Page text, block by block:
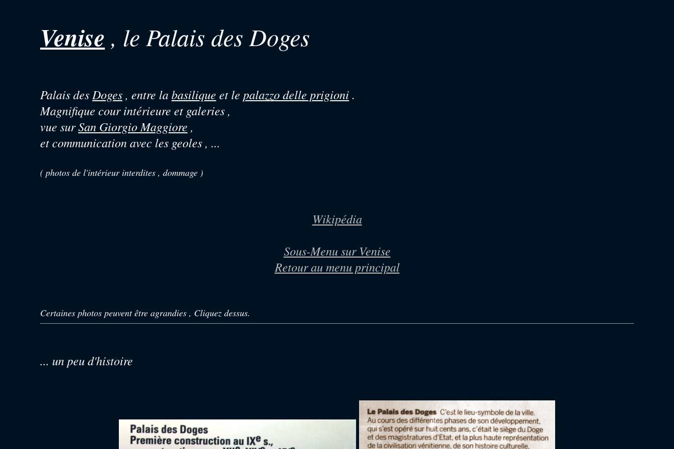
Venise , le Palais des Doges
Palais des Doges, entre labasilique et le palazzo delle prigioni.
Magnifique cour intérieure et galeries ,
vue surSan Giorgio Maggiore ,
et communication avec les geoles , ...
( photos de l'intérieur interdites , dommage )
Wikipédia
Sous-Menu sur Venise
Retour au menu principal
Certaines photos peuvent être agrandies , Cliquez dessus.
... un peu d'histoire